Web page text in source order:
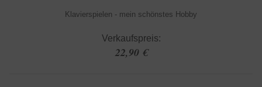
Klavierspielen - mein schönstes Hobby
Verkaufspreis:
22,90 €